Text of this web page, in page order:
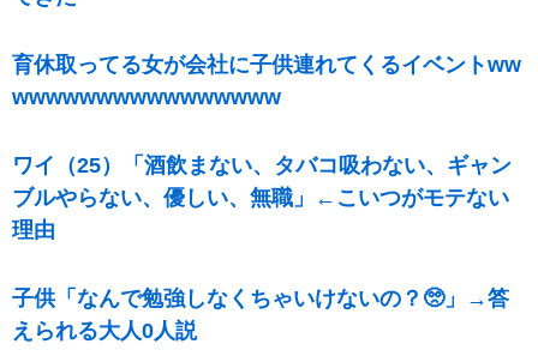
育休取ってる女が会社に子供連れてくるイベントww
wwwwwwwwwwwwwwww
ワイ（25）「酒飲まない、タバコ吸わない、ギャン
ブルやらない、優しい、無職」←こいつがモテない
理由
子供「なんで勉強しなくちゃいけないの？🥺」→答
えられる大人0人説